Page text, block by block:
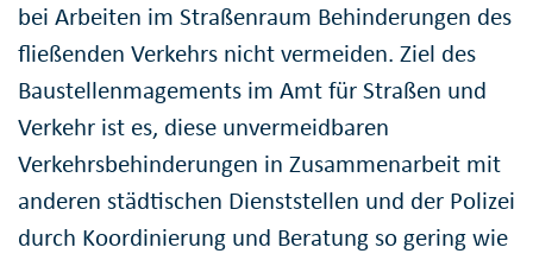
bei Arbeiten im Straßenraum Behinderungen des
fließenden Verkehrs nicht vermeiden. Ziel des
Baustellenmagements im Amt für Straßen und
Verkehr ist es, diese unvermeidbaren
Verkehrsbehinderungen in Zusammenarbeit mit
anderen städtischen Dienststellen und der Polizei
durch Koordinierung und Beratung so gering wie